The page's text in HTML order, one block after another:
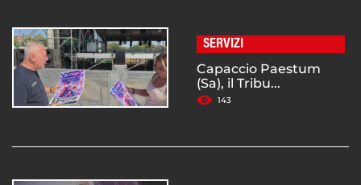
SERVIZI
Capaccio Paestum
(Sa), il Tribu...
143